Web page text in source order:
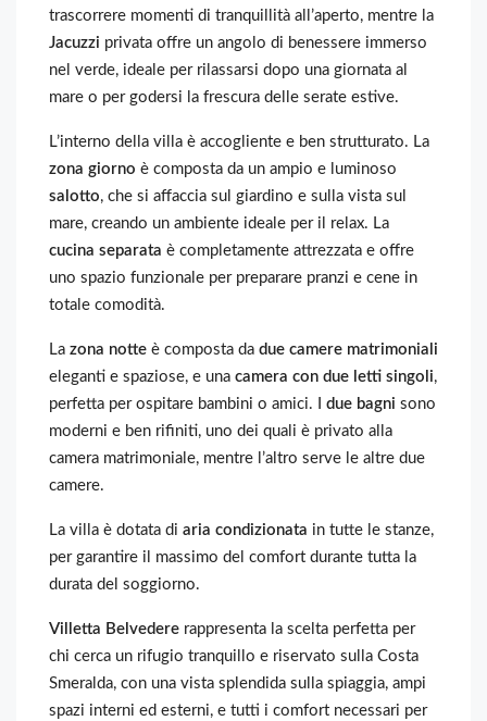
trascorrere momenti di tranquillità all’aperto, mentre la
Jacuzzi privata offre un angolo di benessere immerso
nel verde, ideale per rilassarsi dopo una giornata al
mare o per godersi la frescura delle serate estive.
L’interno della villa è accogliente e ben strutturato. La
zona giorno è composta da un ampio e luminoso
salotto, che si affaccia sul giardino e sulla vista sul
mare, creando un ambiente ideale per il relax. La
cucina separata è completamente attrezzata e offre
uno spazio funzionale per preparare pranzi e cene in
totale comodità.
La zona notte è composta da due camere matrimoniali
eleganti e spaziose, e una camera con due letti singoli,
perfetta per ospitare bambini o amici. I due bagni sono
moderni e ben rifiniti, uno dei quali è privato alla
camera matrimoniale, mentre l’altro serve le altre due
camere.
La villa è dotata di aria condizionata in tutte le stanze,
per garantire il massimo del comfort durante tutta la
durata del soggiorno.
Villetta Belvedere rappresenta la scelta perfetta per
chi cerca un rifugio tranquillo e riservato sulla Costa
Smeralda, con una vista splendida sulla spiaggia, ampi
spazi interni ed esterni, e tutti i comfort necessari per